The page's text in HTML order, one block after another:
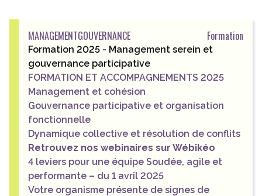
MANAGEMENTGOUVERNANCE Formation
Formation 2025 - Management serein et
gouvernance participative
FORMATION ET ACCOMPAGNEMENTS 2025
Management et cohésion
Gouvernance participative et organisation
fonctionnelle
Dynamique collective et résolution de conflits
Retrouvez nos webinaires sur Wébikéo
4 leviers pour une équipe Soudée, agile et
performante – du 1 avril 2025
Votre organisme présente de signes de